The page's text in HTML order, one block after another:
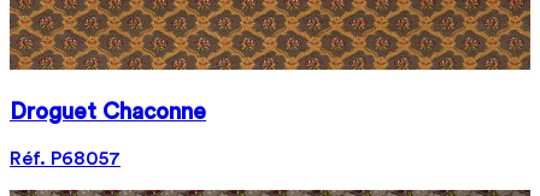
Droguet Chaconne
Réf. P68057